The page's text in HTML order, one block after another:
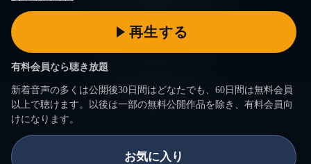
有料会員なら聴き放題
新着音声の多くは公開後30日間はどなたでも、60日間は無料会員
以上で聴けます。以後は一部の無料公開作品を除き、有料会員向
けになります。
お気に入り